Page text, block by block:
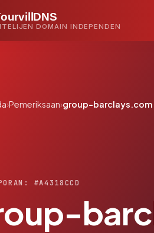
DOMAIN INDEPENDEN
›Pemeriksaan›group-barclays.com
#A4318CCD